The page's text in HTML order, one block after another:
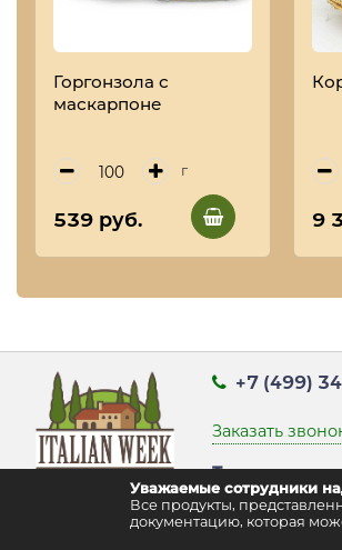
Горгонзола с
маскарпоне
г
539 руб. 9
Уважаемые сотрудники
Все продукты,
документацию, которая
+7 (499)
Заказать
Точка выдачи
г. Москва, ул.